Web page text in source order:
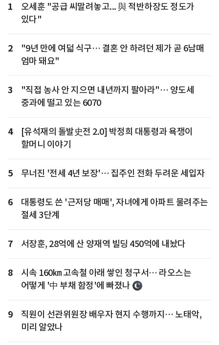
1
오세훈 "공급 씨말려놓고... 與 적반하장도 정도가
있다"
2
"9년 만에 여덟 식구… 결혼 안 하려던 제가 곧 6남매
엄마 돼요"
3
"직접 농사 안 지으면 내년까지 팔아라"… 양도세
중과에 떨고 있는 6070
4
[유석재의 돌발史전 2.0] 박정희 대통령과 욕쟁이
할머니 이야기
5 무너진 '전세 4년 보장'… 집주인 전화 두려운 세입자
6
대통령도 쓴 '근저당 매매', 자녀에게 아파트 물려주는
절세 3단계
7 서장훈, 28억에 산 양재역 빌딩 450억에 내놨다
8
시속 160㎞ 고속철 아래 쌓인 청구서… 라오스는
어떻게 '中 부채 함정'에 빠졌나
9
직원이 선관위원장 배우자 현지 수행까지… 노태악,
미리 알았나